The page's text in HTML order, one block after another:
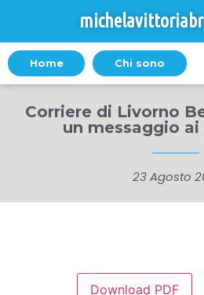
Home Chi sono
Corriere di Livorno
un messaggio
23 Agosto
Download PDF